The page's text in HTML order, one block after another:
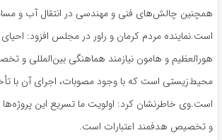
همچنین چالش‌های فنی و مهندسی در انتقال آب و
است.نماینده مردم کرمان و راور در مجلس افزود: احیای
هورالعظیم و هامون نیازمند هماهنگی بین‌المللی و
محیط‌زیستی است که با وجود مصوبات، اجرای آن با
است.وی خاطرنشان کرد: اولویت ما تسریع این
و تخصیص هدفمند اعتبارات است.